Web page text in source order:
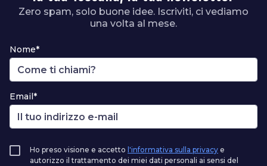
Zero spam, solo buone idee. Iscriviti, ci vediamo
una volta al mese.
Nome*
Email*
Ho preso visione e accetto l'informativa sulla privacy e
autorizzo il trattamento dei miei dati personali ai sensi del